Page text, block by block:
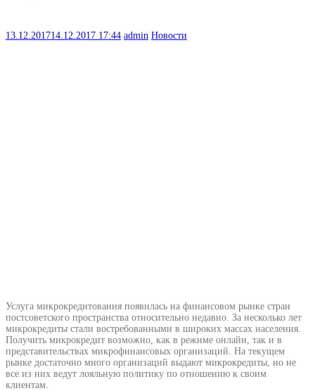
13.12.201714.12.2017 17:44 admin Новости
Услуга микрокредитования появилась на финансовом рынке стран
постсоветского пространства относительно недавно. За несколько лет
микрокредиты стали востребованными в широких массах населения.
Получить микрокредит возможно, как в режиме онлайн, так и в
представительствах микрофинансовых организаций. На текущем
рынке достаточно много организаций выдают микрокредиты, но не
все из них ведут лояльную политику по отношению к своим
клиентам.